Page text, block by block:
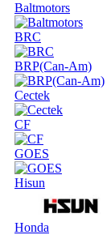
Baltmotors
BRC
BRP(Can-Am)
Cectek
CF
GOES
Hisun
Honda